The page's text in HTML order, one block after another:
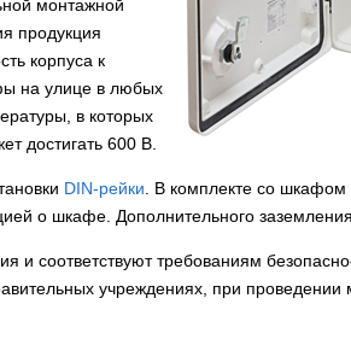
монтажной
продукция
корпуса к
на улице в любых
в которых
достигать 600 В.
DIN-рейки . В комплекте со
о шкафе. Дополнительного заземления
и соответствуют требованиям
учреждениях, при